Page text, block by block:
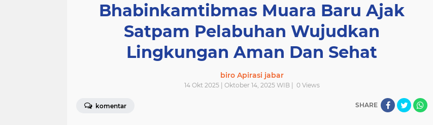
Bhabinkamtibmas Muara Baru Ajak
Satpam Pelabuhan Wujudkan
Lingkungan Aman Dan Sehat
biro Apirasi jabar
14 Okt 2025 | Oktober 14, 2025 WIB | 0Views
komentar SHARE